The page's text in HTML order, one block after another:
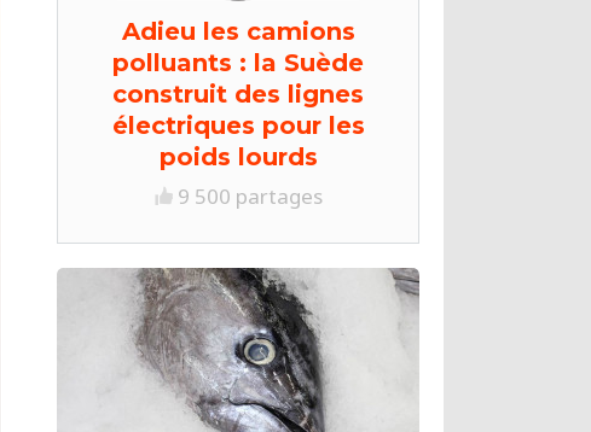
Adieu les camions
polluants : la Suède
construit des lignes
électriques pour les
poids lourds
9 500 partages